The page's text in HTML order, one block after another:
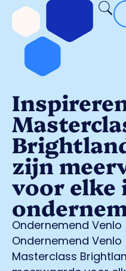
zijn
voor elke
Ondernemend Venlo
Ondernemend Venlo
Masterclass